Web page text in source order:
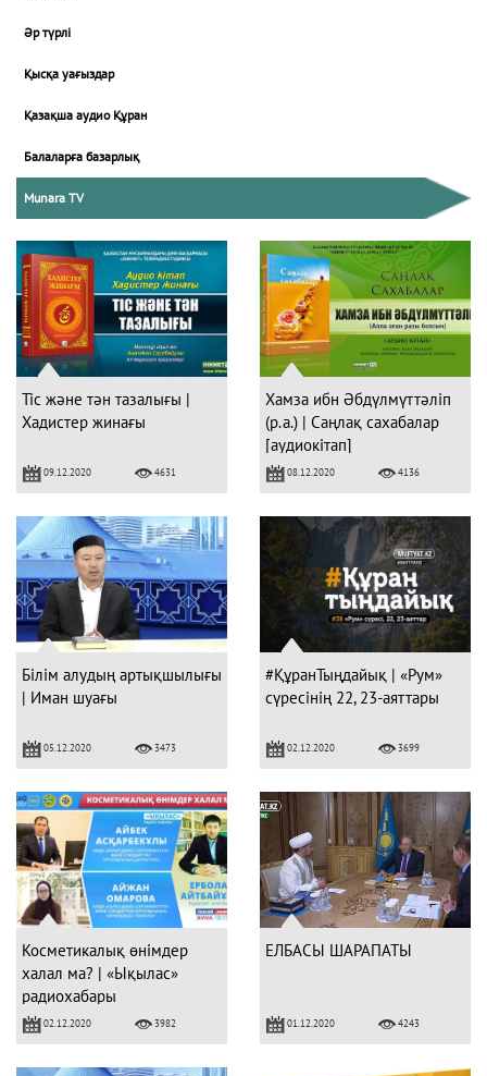
Әр түрлі
Қысқа уағыздар
Қазақша аудио Құран
Балаларға базарлық
Munara TV
Тіс және тән тазалығы |
Хадистер жинағы
09.12.2020 4631
Хамза ибн Әбдүлмүттәліп
(р.а.) | Саңлақ сахабалар
[аудиокітап]
08.12.2020 4136
Білім алудың артықшылығы
| Иман шуағы
05.12.2020 3473
#ҚұранТыңдайық | «Рум»
сүресінің 22, 23-аяттары
02.12.2020 3699
Косметикалық өнімдер
халал ма? | «Ықылас»
радиохабары
02.12.2020 3982
ЕЛБАСЫ ШАРАПАТЫ
01.12.2020 4243